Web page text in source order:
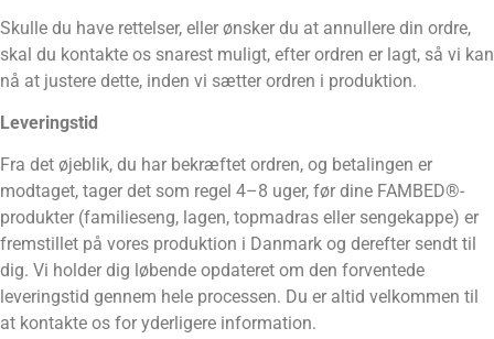
Skulle du have rettelser, eller ønsker du at annullere din ordre,
skal du kontakte os snarest muligt, efter ordren er lagt, så vi kan
nå at justere dette, inden vi sætter ordren i produktion.
Leveringstid
Fra det øjeblik, du har bekræftet ordren, og betalingen er
modtaget, tager det som regel 4–8 uger, før dine FAMBED®-
produkter (familieseng, lagen, topmadras eller sengekappe) er
fremstillet på vores produktion i Danmark og derefter sendt til
dig. Vi holder dig løbende opdateret om den forventede
leveringstid gennem hele processen. Du er altid velkommen til
at kontakte os for yderligere information.